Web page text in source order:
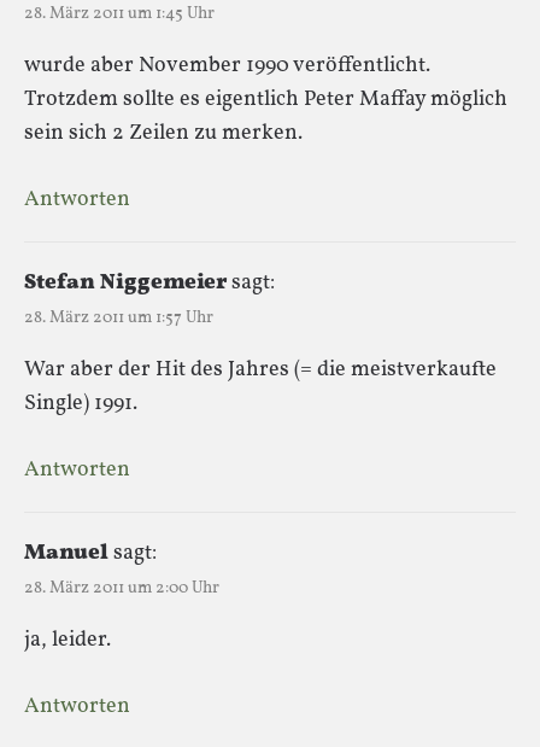
28. März 2011 um 1:45 Uhr
wurde aber November 1990 veröffentlicht.
Trotzdem sollte es eigentlich Peter Maffay möglich
sein sich 2 Zeilen zu merken.
Antworten
Stefan Niggemeiersagt:
28. März 2011 um 1:57 Uhr
War aber der Hit des Jahres (= die meistverkaufte
Single) 1991.
Antworten
Manuelsagt:
28. März 2011 um 2:00 Uhr
ja, leider.
Antworten